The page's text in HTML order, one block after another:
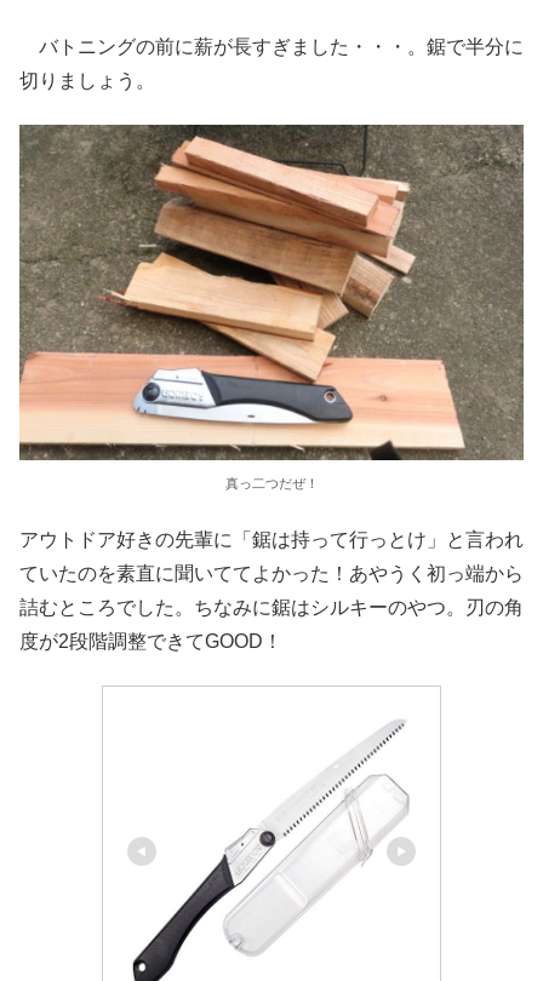
バトニングの前に薪が長すぎました・・・。鋸で半分に
切りましょう。
真っ二つだぜ！
アウトドア好きの先輩に「鋸は持って行っとけ」と言われ
ていたのを素直に聞いててよかった！あやうく初っ端から
詰むところでした。ちなみに鋸はシルキーのやつ。刃の角
度が2段階調整できてGOOD！